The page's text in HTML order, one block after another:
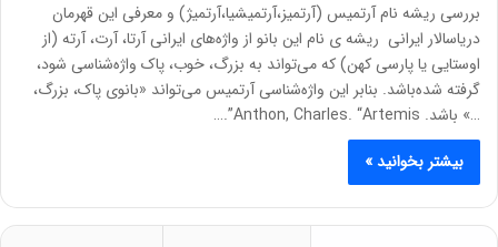
بررسی ریشه نام آرتمیس (آرتمیز،آرتمیشیا،آرتمیژ) و معرفی این قهرمان
دریاسالار ایرانی ریشه ی نام این بانو از واژه‌های ایرانی آرتا، آرت، آرته (از
اوستایی یا پارسی کهن) که می‌تواند به بزرگ، خوب، پاک واژه‌شناسی شود،
گرفته شده‌باشد. بنابر این واژه‌شناسی آرتمیس می‌تواند «بانوی پاک، بزرگ،
…» باشد. Anthon, ‎Charles. “Artemis”.…
بیشتر بخوانید »